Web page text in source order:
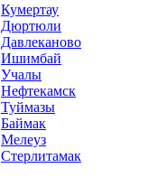
Кумертау
Дюртюли
Давлеканово
Ишимбай
Учалы
Нефтекамск
Туймазы
Баймак
Мелеуз
Стерлитамак